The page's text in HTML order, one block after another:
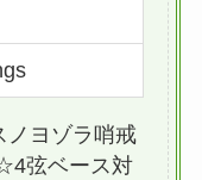
ノヨゾラ哨戒
弦ベース対